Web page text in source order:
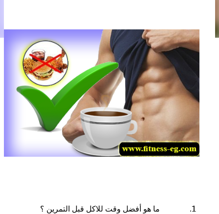
ما هو أفضل وقت للاكل قبل التمرين ؟